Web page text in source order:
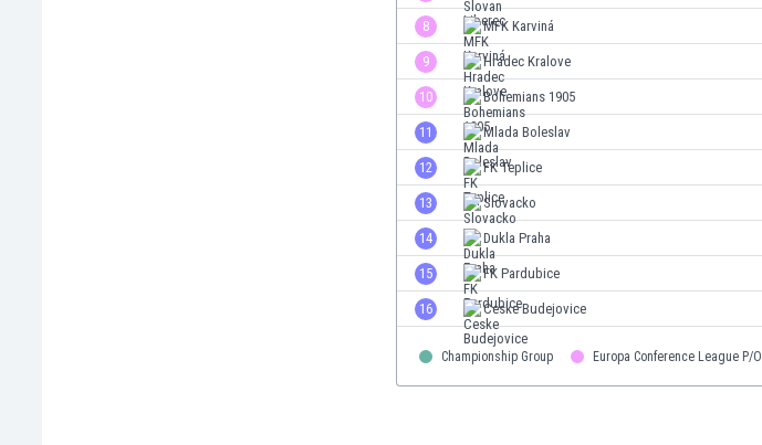
8 MFK Karviná
9 Hradec Kralove
10 Bohemians 1905
11 Mlada Boleslav
12 FK Teplice
13 Slovacko
14 Dukla Praha
15 FK Pardubice
16 Ceske Budejovice
Championship Group Europa Conference League P/O